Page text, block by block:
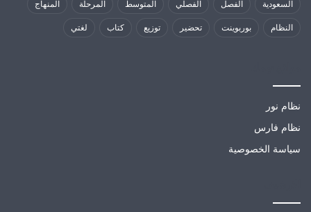
السعودية الفصل الفصلي المتوسط المرحلة المنهاج
النظام بوربوينت تحضير توزيع كتاب لغتي
نظام نور
نظام فارس
سياسة الخصوصية